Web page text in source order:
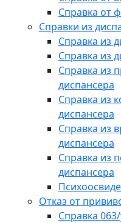
Справка от
Справки из
Справка из
Справка из
Справка из
диспансера
Справка из
диспансера
Справка из
диспансера
Справка из
диспансера
Отказ от
Справка